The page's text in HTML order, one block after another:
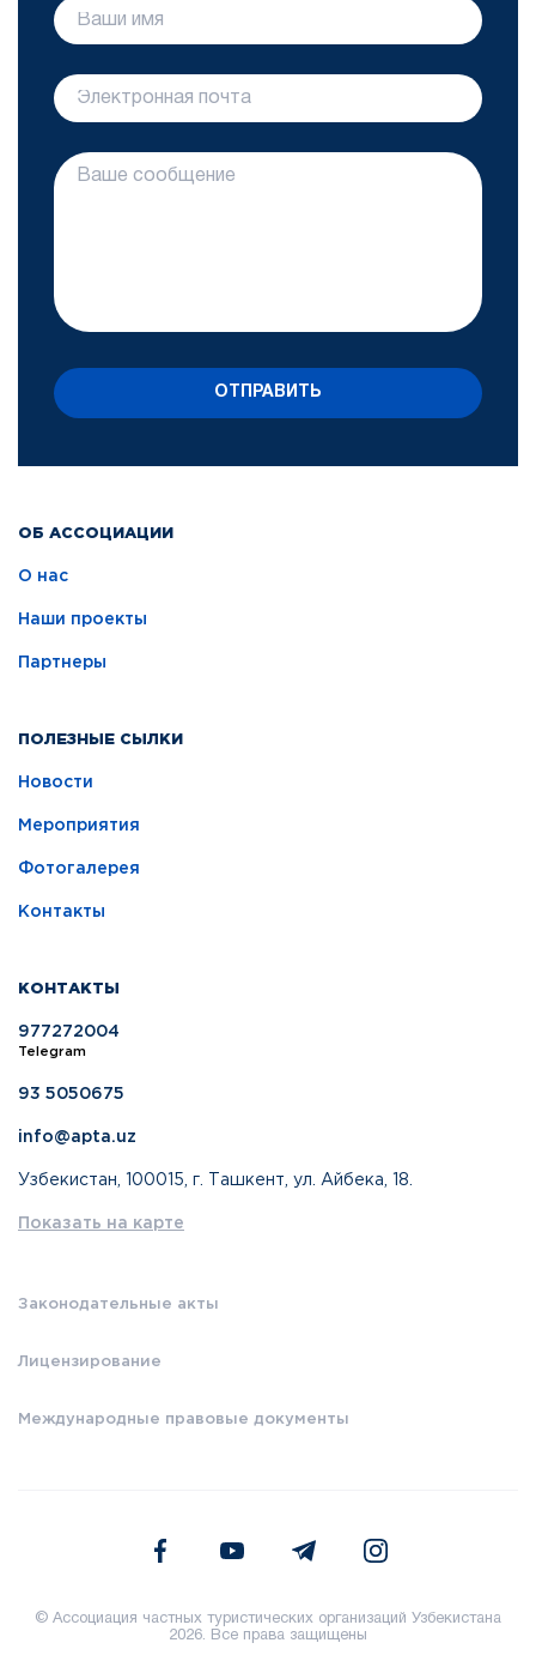
ОБ АССОЦИАЦИИ
О нас
Наши проекты
Партнеры
ПОЛЕЗНЫЕ СЫЛКИ
Новости
Мероприятия
Фотогалерея
Контакты
КОНТАКТЫ
977272004
Telegram
93 5050675
info@apta.uz
Узбекистан, 100015, г. Ташкент, ул. Айбека, 18.
Показать на карте
Законодательные акты
Лицензирование
Международные правовые документы
ОТПРАВИТЬ
© Ассоциация частных туристических организаций Узбекистана
2026. Все права защищены